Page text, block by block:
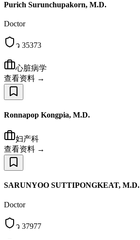
Purich Surunchupakorn, M.D.
Doctor
ว 35373
心脏病学
查看资料 →
Ronnapop Kongpia, M.D.
妇产科
查看资料 →
SARUNYOO SUTTIPONGKEAT, M.D.
Doctor
ว 37977